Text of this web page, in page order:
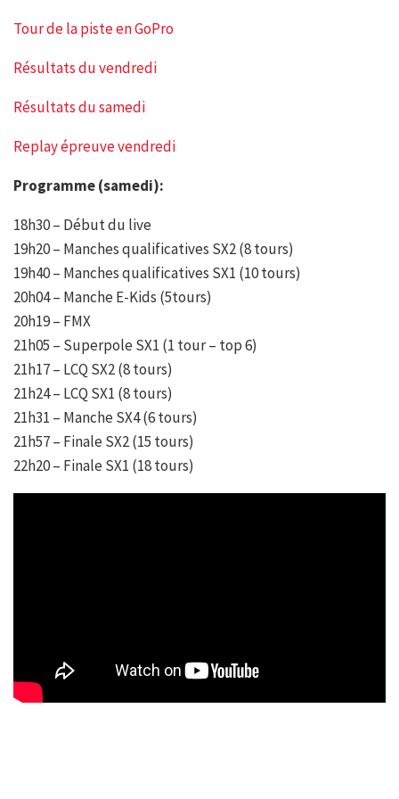
Tour de la piste en GoPro
Résultats du vendredi
Résultats du samedi
Replay épreuve vendredi
Programme (samedi):
18h30 – Début du live
19h20 – Manches qualificatives SX2 (8 tours)
19h40 – Manches qualificatives SX1 (10 tours)
20h04 – Manche E-Kids (5tours)
20h19 – FMX
21h05 – Superpole SX1 (1 tour – top 6)
21h17 – LCQ SX2 (8 tours)
21h24 – LCQ SX1 (8 tours)
21h31 – Manche SX4 (6 tours)
21h57 – Finale SX2 (15 tours)
22h20 – Finale SX1 (18 tours)